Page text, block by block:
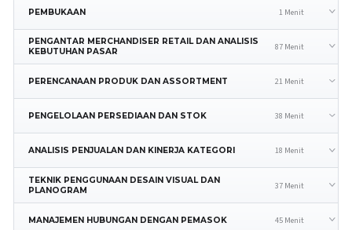
PEMBUKAAN 1 Menit
PENGANTAR MERCHANDISER RETAIL DAN ANALISIS
KEBUTUHAN PASAR
87 Menit
PERENCANAAN PRODUK DAN ASSORTMENT 21 Menit
PENGELOLAAN PERSEDIAAN DAN STOK 38 Menit
ANALISIS PENJUALAN DAN KINERJA KATEGORI 18 Menit
TEKNIK PENGGUNAAN DESAIN VISUAL DAN
PLANOGRAM
37 Menit
MANAJEMEN HUBUNGAN DENGAN PEMASOK 45 Menit